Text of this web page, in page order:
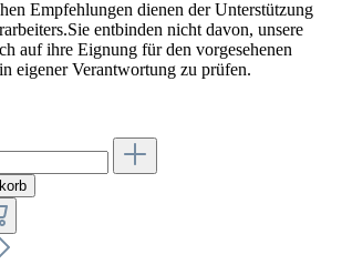
Empfehlungen dienen der Unterstützung
entbinden nicht davon, unsere
auf ihre Eignung für den vorgesehenen
eigener Verantwortung zu prüfen.